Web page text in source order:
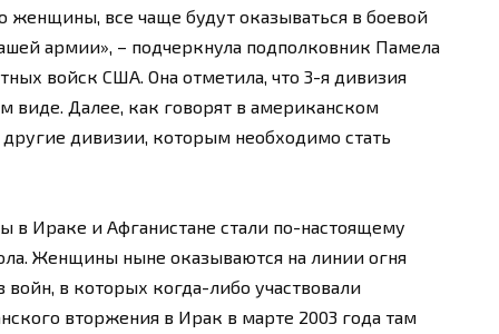
женщины, все чаще будут оказываться в боевой
армии», – подчеркнула подполковник Памела
войск США. Она отметила, что 3-я дивизия
виде. Далее, как говорят в американском
дивизии, которым необходимо стать
в Ираке и Афганистане стали по-настоящему
Женщины ныне оказываются на линии огня
в которых когда-либо участвовали
вторжения в Ирак в марте 2003 года там